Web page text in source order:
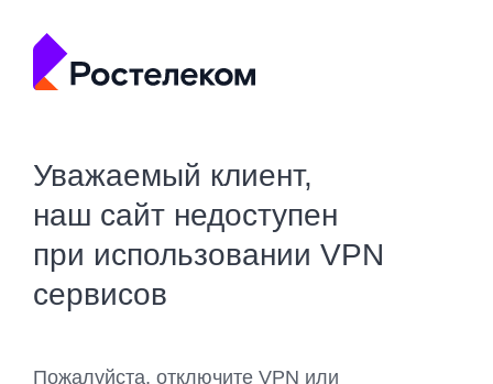
Уважаемый клиент,
наш сайт недоступен
при использовании VPN
сервисов
Пожалуйста, отключите VPN или